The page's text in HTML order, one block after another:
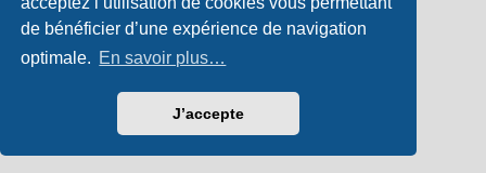
de bénéficier d’une expérience de navigation
optimale. En savoir plus…
J’accepte